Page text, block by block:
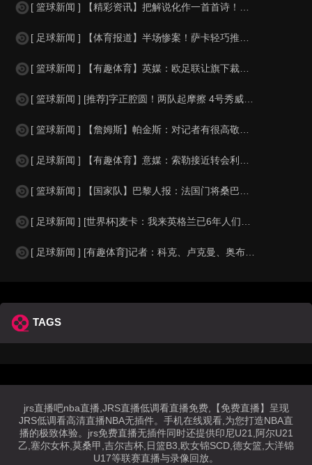
[ 篮球新闻 ] 【精彩资讯】把解说化作一首首诗！贺炜本届世界杯金句合集
[ 足球新闻 ] 【体育报道】半场惨案！萨卡轻巧推射双响，英格兰4-0领先法国
[ 篮球新闻 ] 【有趣体育】英媒：欧足联让旗下裁判避免像世界杯一样，用VAR
[ 篮球新闻 ] [推荐]字正腔圆！两队起摩擦 4号秀威尔逊大声嘲讽卡卢马:W
[ 篮球新闻 ] 【詹姆斯】帕金斯：对记者有很高敬意 Windhorst绝不是
[ 足球新闻 ] 【有趣体育】意媒：索勒接近转会利兹联，乌迪内斯有意米兰后卫F
[ 篮球新闻 ] 【国家队】巴黎人报：法国门将桑巴小腿受伤，提前结束了训练
[ 足球新闻 ] [世界杯]麦卡：我来英格兰已6年人们对我很好，但和英格兰的比
[ 足球新闻 ] [有趣体育]记者：科克、卢克曼、奥布拉克参加马竞训练，卡尔多
TAGS
jrs直播吧nba直播,JRS直播低调看直播免费,【免费直播】呈现
JRS低调看高清直播NBA无插件。手机在线观看,为您打造NBA直
播的极致体验。jrs免费直播无插件同时还提供印尼U21,阿尔U21
乙,塞尔女杯,莫桑甲,吉尔吉杯,日篮B3,欧女锦SCD,德女篮,大洋锦
U17等联赛直播与录像回放。